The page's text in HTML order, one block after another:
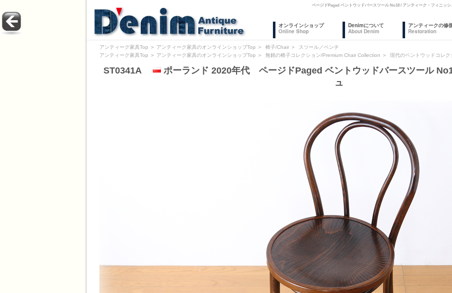
ページドPaged ベントウッドバースツール No18 / アンティーク・フィニ
オンラインショップ
Online Shop
Denimについて
About Denim
アンティークの修
Restoration
アンティーク家具Top ＞ アンティーク家具のオンラインショップTop ＞ 椅子/Chair ＞
スツール／ベンチ
アンティーク家具Top ＞ アンティーク家具のオンラインショップTop ＞ 無銘の椅子コレクション/Premium Chair Collection ＞ 現代のベントウッドコレク
ST0341A
ポーランド 2020年代 ページドPaged ベントウッドバースツール
ュ